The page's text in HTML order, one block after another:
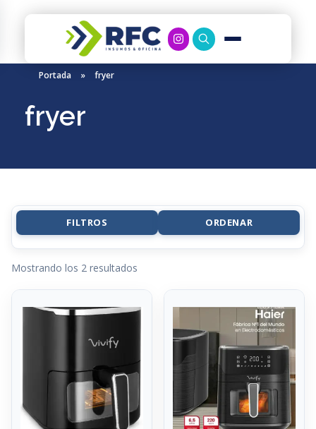
RFC Soluciones
Con 35 años de experiencia, RFC se especializa en muebles de oficina, soluciones tecnológicas y servicio técnico en Río Gallegos. Equipamos espacios de trabajo modernos y eficientes.
Portada » fryer
fryer
FILTROS ORDENAR
Mostrando los 2 resultados